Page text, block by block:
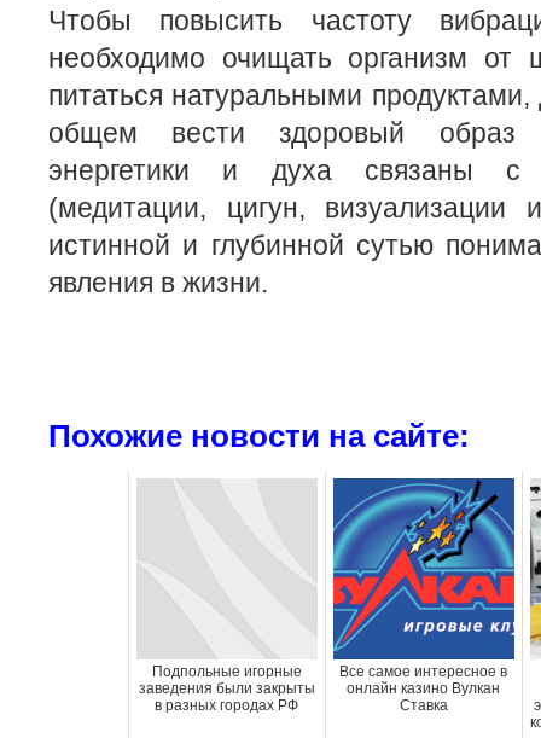
Чтобы повысить частоту
необходимо очищать организм от
питаться натуральными продуктами,
общем вести здоровый образ
энергетики и духа связаны с
(медитации, цигун, визуализации
истинной и глубинной сутью
явления в жизни.
Похожие новости на сайте:
Подпольные игорные
заведения были закрыты
в разных городах РФ
Все самое интересное в
онлайн казино Вулкан
Ставка